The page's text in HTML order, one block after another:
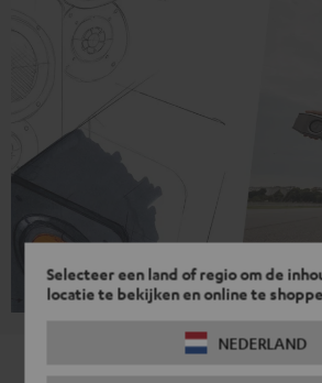
Selecteer een land of regio om de
locatie te bekijken en online te
NEDERLAND